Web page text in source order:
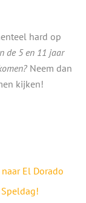
hard op
de 5 en 11 jaar
Neem dan
kijken!
El Dorado